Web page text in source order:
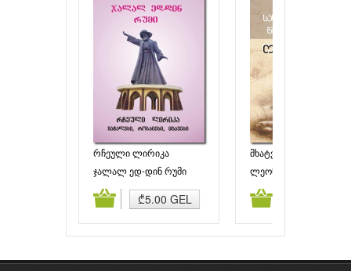
რჩეული ლირიკა
ჯალალ ედ-დინ რუმი
₾5.00 GEL
მხატვრული პროზა
ლეონარდო და ვინჩი
კალათაში დამატება კალათაში